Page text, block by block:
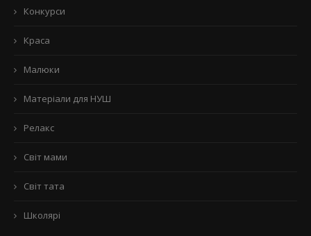
Конкурси
Краса
Малюки
Матеріали для НУШ
Релакс
Світ мами
Світ тата
Школярі